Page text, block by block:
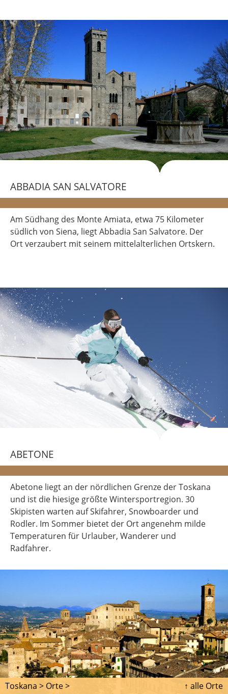
ABBADIA SAN SALVATORE
Am Südhang des Monte Amiata, etwa 75 Kilometer
südlich von Siena, liegt Abbadia San Salvatore. Der
Ort verzaubert mit seinem mittelalterlichen Ortskern.
ABETONE
Abetone liegt an der nördlichen Grenze der Toskana
und ist die hiesige größte Wintersportregion. 30
Skipisten warten auf Skifahrer, Snowboarder und
Rodler. Im Sommer bietet der Ort angenehm milde
Temperaturen für Urlauber, Wanderer und
Radfahrer.
Toskana > Orte > ↑ alle Orte